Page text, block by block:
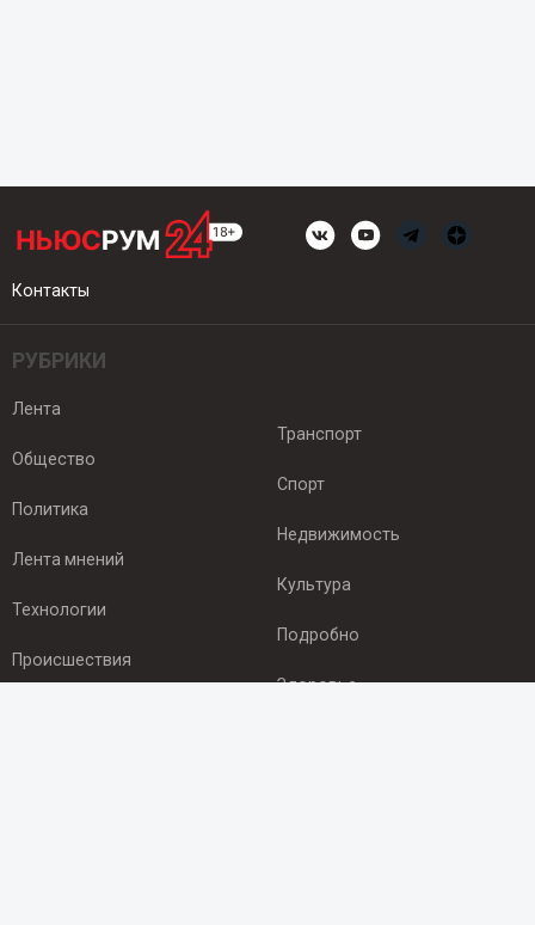
Контакты
РУБРИКИ
Лента
Общество
Политика
Лента мнений
Технологии
Происшествия
Транспорт
Спорт
Недвижимость
Культура
Подробно
Здоровье